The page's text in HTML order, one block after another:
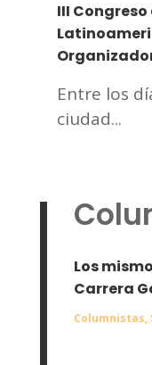
III
Entre los
ciudad...
Los
Carrera
Columnistas,